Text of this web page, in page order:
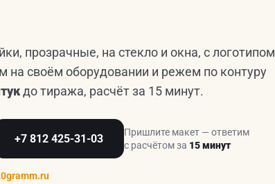
прозрачные, на стекло и окна, с логотипом
на своём оборудовании и режем по контуру
до тиража, расчёт за 15 минут.
+7 812 425-31-03
Пришлите макет — ответим
с расчётом за 15 минут